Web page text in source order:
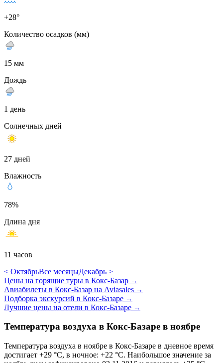
+28°
Количество осадков (мм)
15 мм
Дождь
1 день
Солнечных дней
27 дней
Влажность
78%
Длина дня
11 часов
< ОктябрьВсе месяцыДекабрь >
Цены на горящие туры в Кокс-Базар →
Авиабилеты в Кокс-Базар на Aviasales →
Подборка экскурсий в Кокс-Базаре →
Лучшие цены на отели в Кокс-Базаре →
Температура воздуха в Кокс-Базаре в ноябре
Температура воздуха в ноябре в Кокс-Базаре в дневное время
достигает +29 °C, в ночное: +22 °C. Наибольшое значение за